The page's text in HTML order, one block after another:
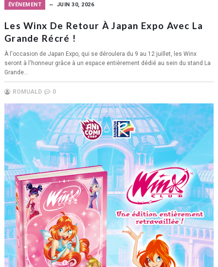
ÉVÉNEMENT JUIN 30, 2026
Les Winx De Retour À Japan Expo Avec La
Grande Récré !
À l'occasion de Japan Expo, qui se déroulera du 9 au 12 juillet, les Winx
seront à l'honneur grâce à un espace entièrement dédié au sein du stand La
Grande...
ROMUALD 0